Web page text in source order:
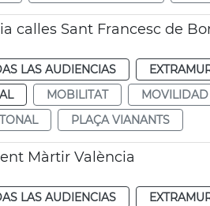
calles Sant Francesc de
LAS AUDIENCIAS
MOBILITAT MOVILIDAD
PLAÇA VIANANTS
Màrtir València
LAS AUDIENCIAS